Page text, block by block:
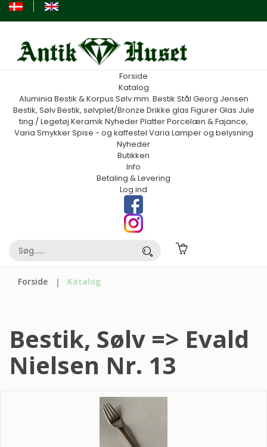
Forside
Katalog
Aluminia Bestik & Korpus Sølv mm. Bestik Stål Georg Jensen
Bestik, SølvBestik, sølvplet/Bronze Drikke glas FigurerGlas Jule
ting / Legetøj Keramik NyhederPlatterPorcelæn & Fajance,
Varia SmykkerSpise - og kaffestel Varia Lamper og belysning
Nyheder
Butikken
Info
Betaling & Levering
Log ind
Forside Katalog
Bestik, Sølv => Evald
Nielsen Nr. 13